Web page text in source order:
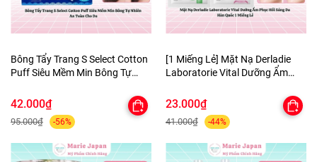
Bông Tẩy Trang S Select Cotton
Puff Siêu Mềm Min Bông Tự
42.000₫
95.000₫ -56%
[1 Miếng Lẻ] Mặt Nạ Derladie
Laboratorie Vital Dưỡng Ẩm
23.000₫
41.000₫ -44%